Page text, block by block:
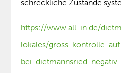
schreckliche Zustände
https://www.all-in.de/
lokales/gross-kontrolle-
bei-dietmannsried-